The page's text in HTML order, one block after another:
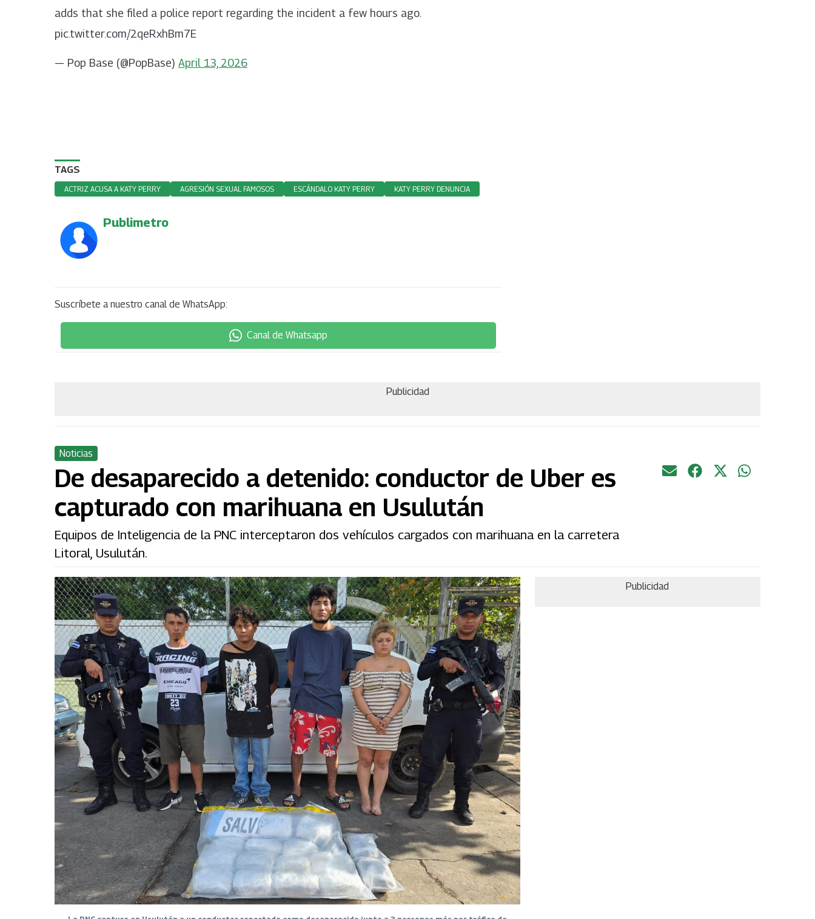
adds that she filed a police report regarding the incident a few hours ago.
pic.twitter.com/2qeRxhBm7E
— Pop Base (@PopBase) April 13, 2026
TAGS
ACTRIZ ACUSA A KATY PERRY AGRESIÓN SEXUAL FAMOSOS ESCÁNDALO KATY PERRY KATY PERRY DENUNCIA
Publimetro
Suscríbete a nuestro canal de WhatsApp:
Canal de Whatsapp
Publicidad
Noticias
De desaparecido a detenido: conductor de Uber es
capturado con marihuana en Usulután
Equipos de Inteligencia de la PNC interceptaron dos vehículos cargados con marihuana en la carretera
Litoral, Usulután.
Publicidad